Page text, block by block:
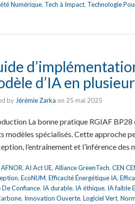
Numérique, Tech à Impact, Technologie
d’IA en
by Jérémie Zarka on 25 mai 2025
La bonne pratique RGIAF BP28
modèles spécialisés. Cette approche
l’entraînement et l’inférence des
AFNOR, AI Act UE, Alliance GreenTech, CEN
, EcoNUM, Efficacité Énergétique IA,
De Confiance, IA durable, IA éthique, IA faible
, Innovation Ouverte, Logiciel Vert,